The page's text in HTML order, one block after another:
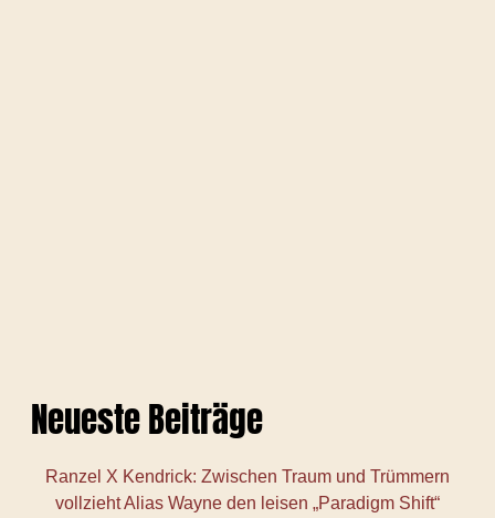
Neueste Beiträge
Ranzel X Kendrick: Zwischen Traum und Trümmern
vollzieht Alias Wayne den leisen „Paradigm Shift“